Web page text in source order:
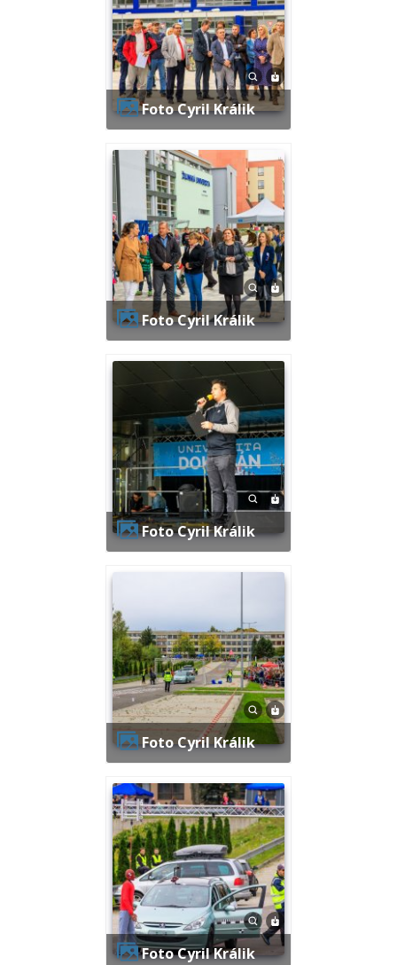
Foto Cyril Králik
Foto Cyril Králik
Foto Cyril Králik
Foto Cyril Králik
Foto Cyril Králik